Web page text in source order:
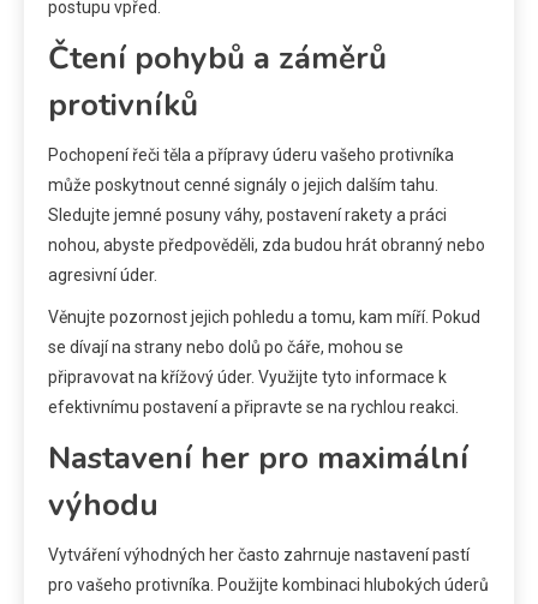
postupu vpřed.
Čtení pohybů a záměrů
protivníků
Pochopení řeči těla a přípravy úderu vašeho protivníka
může poskytnout cenné signály o jejich dalším tahu.
Sledujte jemné posuny váhy, postavení rakety a práci
nohou, abyste předpověděli, zda budou hrát obranný nebo
agresivní úder.
Věnujte pozornost jejich pohledu a tomu, kam míří. Pokud
se dívají na strany nebo dolů po čáře, mohou se
připravovat na křížový úder. Využijte tyto informace k
efektivnímu postavení a připravte se na rychlou reakci.
Nastavení her pro maximální
výhodu
Vytváření výhodných her často zahrnuje nastavení pastí
pro vašeho protivníka. Použijte kombinaci hlubokých úderů